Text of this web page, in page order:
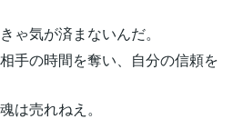
ゃ気が済まないんだ。
手の時間を奪い、自分の信頼を
は売れねえ。